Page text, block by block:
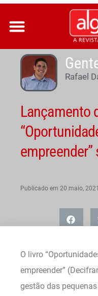
Ir
para
conteúdo
Rafael
Lançamento
Publicado em 20 maio, 2021
O livro
empreender”
gestão das